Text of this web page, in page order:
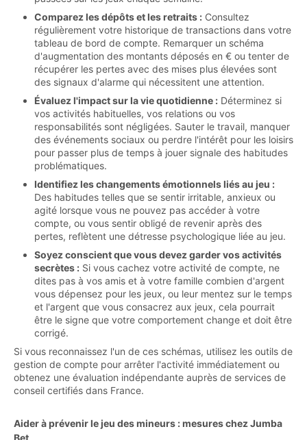
Comparez les dépôts et les retraits : Consultez
régulièrement votre historique de transactions dans votre
tableau de bord de compte. Remarquer un schéma
d'augmentation des montants déposés en € ou tenter de
récupérer les pertes avec des mises plus élevées sont
des signaux d'alarme qui nécessitent une attention.
Évaluez l'impact sur la vie quotidienne : Déterminez si
vos activités habituelles, vos relations ou vos
responsabilités sont négligées. Sauter le travail, manquer
des événements sociaux ou perdre l'intérêt pour les loisirs
pour passer plus de temps à jouer signale des habitudes
problématiques.
Identifiez les changements émotionnels liés au jeu :
Des habitudes telles que se sentir irritable, anxieux ou
agité lorsque vous ne pouvez pas accéder à votre
compte, ou vous sentir obligé de revenir après des
pertes, reflètent une détresse psychologique liée au jeu.
Soyez conscient que vous devez garder vos activités
secrètes : Si vous cachez votre activité de compte, ne
dites pas à vos amis et à votre famille combien d'argent
vous dépensez pour les jeux, ou leur mentez sur le temps
et l'argent que vous consacrez aux jeux, cela pourrait
être le signe que votre comportement change et doit être
corrigé.
Si vous reconnaissez l'un de ces schémas, utilisez les outils de
gestion de compte pour arrêter l'activité immédiatement ou
obtenez une évaluation indépendante auprès de services de
conseil certifiés dans France.
Aider à prévenir le jeu des mineurs : mesures chez Jumba
Bet